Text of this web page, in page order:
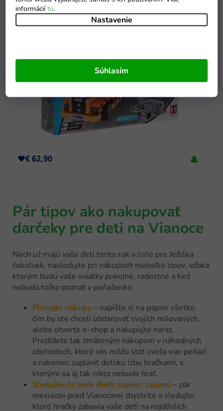
informáciítu.
Nastavenie
Súhlasím
Pár tipov ako nakupovať
darčeky pre deti na Vianoce
Nech uź majú vaše deti tento rok v liste pre Ježiška
čokoľvek, nasledujte pri nákupoch niekoľko tipov, vďaka
ktorým budú vaše sviatky pokojné, radostné a tiež
nebudú toľko poznať v peňaženke.
Plánujte nákupy– napíšte si na papier všetko,
čím by ste chceli obdarovať svojich milovaných,
alebo otvorte e-shop a nakupujte naraz.
Predídete tak zmäteným nákupom v náhodných
obchodoch, ktoré vás môžu stáť oveľa viac peňazí
a nakoniec zaplaviť detskú izbu hračkami, s
ktorými sa aj tak nikto nebude hrať.
Sledujte, čo vaše dieťa najviac zaujmú – pár
mesiacov pred Vianocami zbystrite a sledujte,
ktoré hraćky zabavia vaše deti na najdlhších